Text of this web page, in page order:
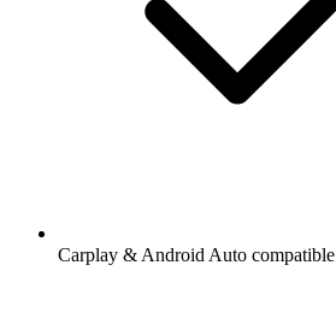
Carplay & Android Auto compatible